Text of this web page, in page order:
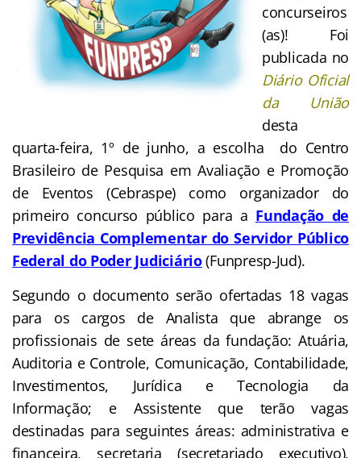
concurseiros
(as)! Foi
publicada no
Diário Oficial
da União
desta
quarta-feira, 1º de junho, a escolha do Centro
Brasileiro de Pesquisa em Avaliação e Promoção
de Eventos (Cebraspe) como organizador do
primeiro concurso público para a Fundação de
Previdência Complementar do Servidor Público
Federal do Poder Judiciário(Funpresp-Jud).
Segundo o documento serão ofertadas 18 vagas
para os cargos de Analista que abrange os
profissionais de sete áreas da fundação: Atuária,
Auditoria e Controle, Comunicação, Contabilidade,
Investimentos, Jurídica e Tecnologia da
Informação; e Assistente que terão vagas
destinadas para seguintes áreas: administrativa e
financeira, secretaria (secretariado executivo),